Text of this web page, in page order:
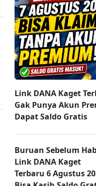
Link DANA Kaget
Gak Punya Akun
Dapat Saldo Gratis
Buruan Sebelum
Link DANA Kaget
Terbaru 6 Agustus